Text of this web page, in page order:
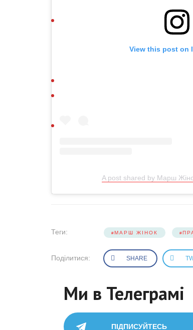
View this post on
A post shared by Марш
Теги: МАРШ ЖІНОК
Поділитися: SHARE
Ми в Телеграмі
ПІДПИСУЙТЕСЬ